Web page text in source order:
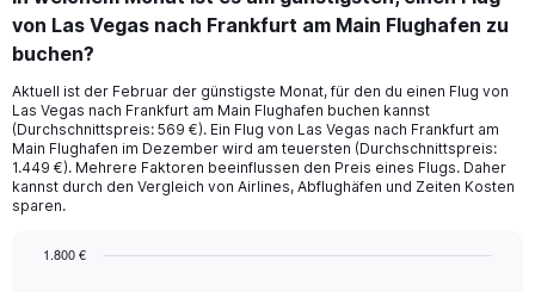
von Las Vegas nach Frankfurt am Main Flughafen zu
buchen?
Aktuell ist der Februar der günstigste Monat, für den du einen Flug von
Las Vegas nach Frankfurt am Main Flughafen buchen kannst
(Durchschnittspreis: 569 €). Ein Flug von Las Vegas nach Frankfurt am
Main Flughafen im Dezember wird am teuersten (Durchschnittspreis:
1.449 €). Mehrere Faktoren beeinflussen den Preis eines Flugs. Daher
kannst durch den Vergleich von Airlines, Abflughäfen und Zeiten Kosten
sparen.
1.800 €